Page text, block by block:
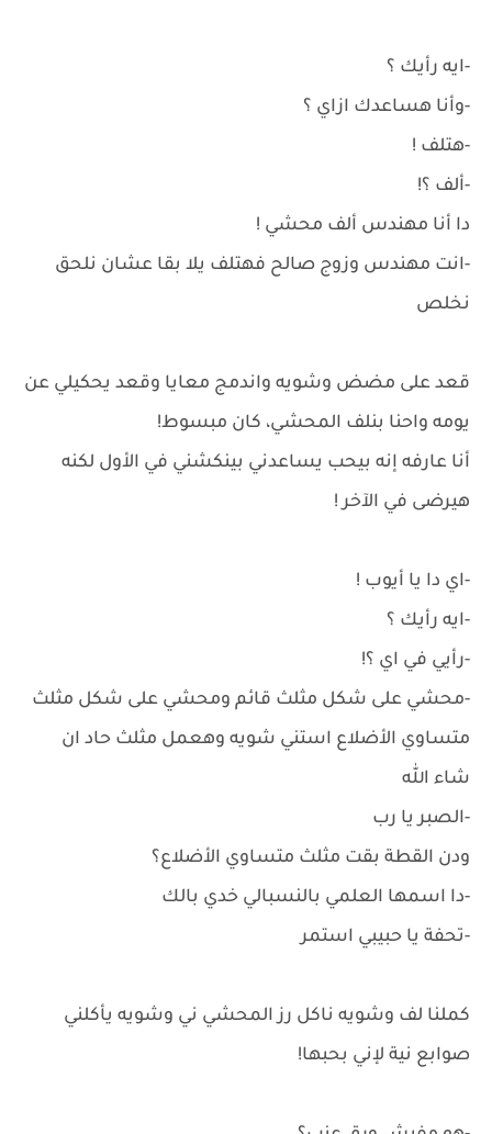
-ايه رأيك ؟
-وأنا هساعدك ازاي ؟
-هتلف !
-ألف ؟!
دا أنا مهندس ألف محشي !
-انت مهندس وزوج صالح فهتلف يلا بقا عشان نلحق
نخلص
قعد على مضض وشويه واندمج معايا وقعد يحكيلي عن
يومه واحنا بنلف المحشي، كان مبسوط!
أنا عارفه إنه بيحب يساعدني بينكشني في الأول لكنه
هيرضى في الآخر !
-اي دا يا أيوب !
-ايه رأيك ؟
-رأيي في اي ؟!
-محشي على شكل مثلث قائم ومحشي على شكل مثلث
متساوي الأضلاع استني شويه وهعمل مثلث حاد ان
شاء الله
-الصبر يا رب
ودن القطة بقت مثلث متساوي الأضلاع؟
-دا اسمها العلمي بالنسبالي خدي بالك
-تحفة يا حبيبي استمر
كملنا لف وشويه ناكل رز المحشي ني وشويه يأكلني
صوابع نية لإني بحبها!